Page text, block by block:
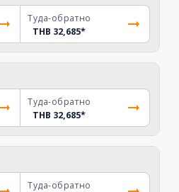
Туда-обратно
THB 32,685*
Туда-обратно
THB 32,685*
Туда-обратно